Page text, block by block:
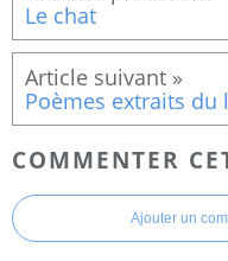
Le chat
COMMENTER
Ajouter un